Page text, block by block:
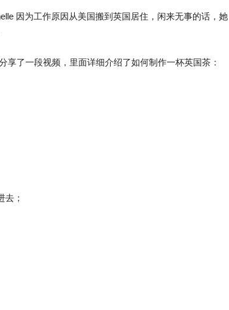
因为工作原因从美国搬到英国居住，闲来无事的话，她
享了一段视频，里面详细介绍了如何制作一杯英国茶：
去；